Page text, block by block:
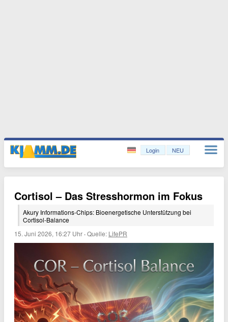
Login NEU
Cortisol – Das Stresshormon im Fokus
Akury Informations-Chips: Bioenergetische Unterstützung bei
Cortisol-Balance
15. Juni 2026, 16:27 Uhr ·Quelle: LifePR